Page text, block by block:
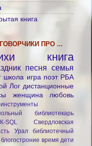
книга
ПРО ...
книга
песня семья
школа игра поэт РБА
Лог дистанционные
женщина любовь
библиотекарь
SQL
Свердловская
Урал
библиотечный
блогостроние время дети